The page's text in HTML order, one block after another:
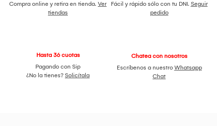
Compra online y retira en tienda. Ver
tiendas
Fácil y rápido sólo con tu DNI. Seguir
pedido
Hasta 36 cuotas
Pagando con Sip
¿No la tienes? Solicítala
Chatea con nosotros
Escríbenos a nuestro Whatsapp
Chat